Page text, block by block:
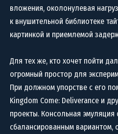
вложения, околонулевая
к внушительной библиотеке
картинкой и приемлемой
Для тех же, кто хочет пойти
огромный простор для
При должном упорстве с его
Kingdom Come: Deliverance и
проекты. Консольная эмуляция
сбалансированным вариантом,